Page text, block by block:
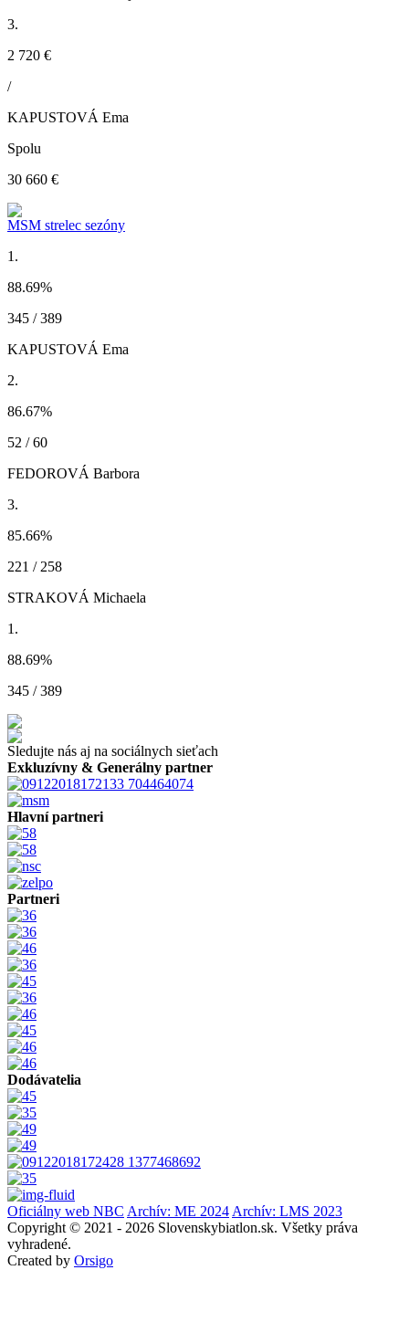
3.
2 720 €
/
KAPUSTOVÁ Ema
Spolu
30 660 €
MSM strelec sezóny
1.
88.69%
345 / 389
KAPUSTOVÁ Ema
2.
86.67%
52 / 60
FEDOROVÁ Barbora
3.
85.66%
221 / 258
STRAKOVÁ Michaela
1.
88.69%
345 / 389
Sledujte nás aj na sociálnych sieťach
Exkluzívny & Generálny partner
Hlavní partneri
Partneri
Dodávatelia
Oficiálny web NBC Archív: ME 2024 Archív: LMS 2023
Copyright © 2021 - 2026 Slovenskybiatlon.sk. Všetky práva
vyhradené.
Created by Orsigo